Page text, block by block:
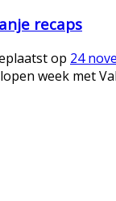
recaps
op 24
week met